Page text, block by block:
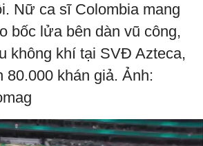
Nữ ca sĩ Colombia mang
bốc lửa bên dàn vũ công,
không khí tại SVĐ Azteca,
80.000 khán giả. Ảnh: